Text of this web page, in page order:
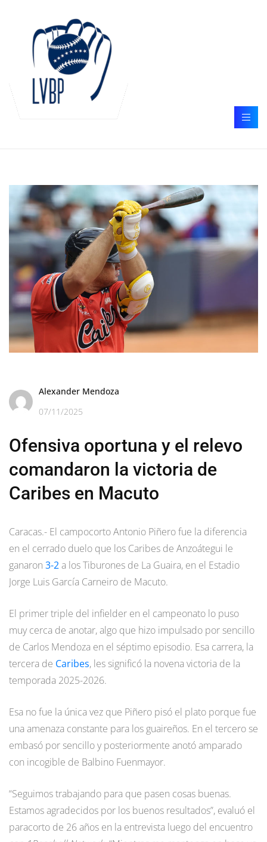
Alexander Mendoza
07/11/2025
Ofensiva oportuna y el relevo
comandaron la victoria de
Caribes en Macuto
Caracas.- El campocorto Antonio Piñero fue la diferencia
en el cerrado duelo que los Caribes de Anzoátegui le
ganaron 3-2a los Tiburones de La Guaira, en el Estadio
Jorge Luis García Carneiro de Macuto.
El primer triple del infielder en el campeonato lo puso
muy cerca de anotar, algo que hizo impulsado por sencillo
de Carlos Mendoza en el séptimo episodio. Esa carrera, la
tercera de Caribes, les significó la novena victoria de la
temporada 2025-2026.
Esa no fue la única vez que Piñero pisó el plato porque fue
una amenaza constante para los guaireños. En el tercero se
embasó por sencillo y posteriormente anotó amparado
con incogible de Balbino Fuenmayor.
“Seguimos trabajando para que pasen cosas buenas.
Estamos agradecidos por los buenos resultados”, evaluó el
paracorto de 26 años en la entrevista luego del encuentro